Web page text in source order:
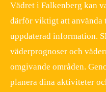
Vädret i Falkenberg kan
därför viktigt att
uppdaterad information.
väderprognoser och
omgivande områden.
planera dina aktiviteter